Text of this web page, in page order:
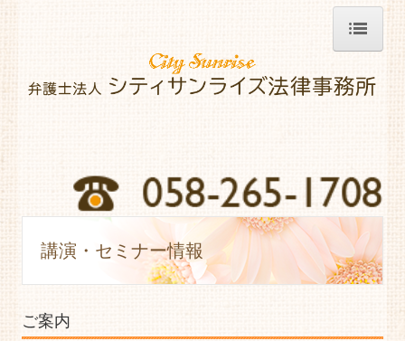
ご相談の流れ
事務所紹介・アクセス
講演・セミナー情報
講演・セミナー情報
ご案内